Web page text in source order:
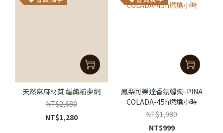
天然⿇麻材質 編織補夢網
NT$2,680
NT$1,280
鳳梨可樂達香氛蠟燭-PINA
COLADA-45h燃燒小時
NT$1,980
NT$999